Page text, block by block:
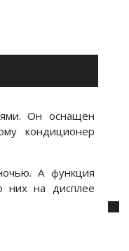
Он оснащён
кондиционер
А функция
них на дисплее